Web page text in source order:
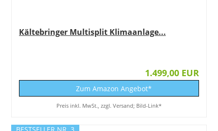
Kältebringer Multisplit Klimaanlage...
1.499,00 EUR
Zum Amazon Angebot*
Preis inkl. MwSt., zzgl. Versand; Bild-Link*